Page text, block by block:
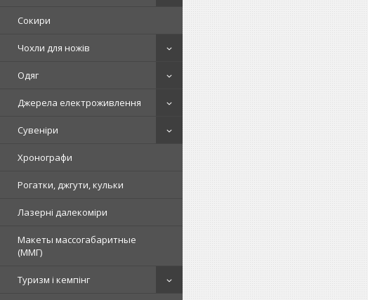
Сокири
Чохли для ножів
Одяг
Джерела електроживлення
Сувеніри
Хронографи
Рогатки, джгути, кульки
Лазерні далекоміри
Макеты массогабаритные
(ММГ)
Туризм і кемпінг